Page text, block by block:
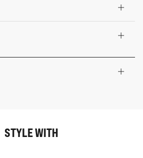
STYLE WITH